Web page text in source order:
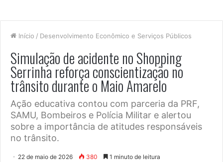
Início / Desenvolvimento Econômico e Serviços Públicos
Simulação de acidente no Shopping
Serrinha reforça conscientização no
trânsito durante o Maio Amarelo
Ação educativa contou com parceria da PRF,
SAMU, Bombeiros e Polícia Militar e alertou
sobre a importância de atitudes responsáveis
no trânsito.
22 de maio de 2026 380 1 minuto de leitura